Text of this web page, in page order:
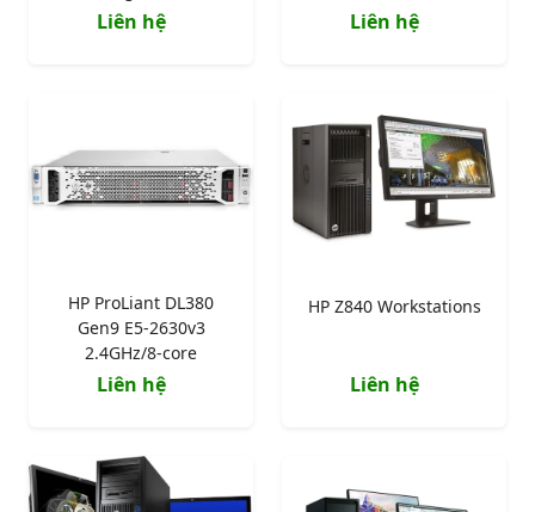
Liên hệ Liên hệ
HP ProLiant DL380
Gen9 E5-2630v3
2.4GHz/8-core
Liên hệ
HP Z840 Workstations
Liên hệ